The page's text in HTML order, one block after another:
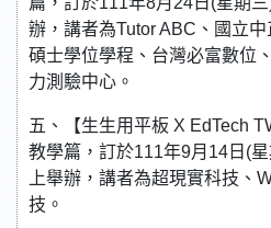
辦，講者為Tutor ABC、國立
碩士學位學程、台灣必富數位
力測驗中心。
五、【生生用平板 X EdTech
教學篇，訂於111年9月14日(
上舉辦，講者為超現實科技、
技。